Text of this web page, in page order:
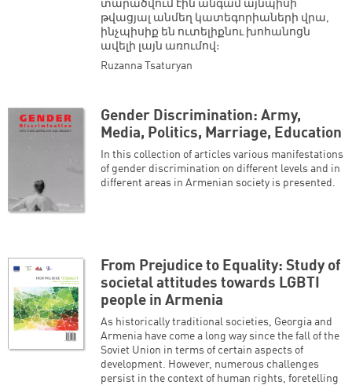
տարածվում էին անգամ այնպիսի
թվացյալ անմեղ կատեգորիաների վրա,
ինչպիսիք են ուտելիքնու խոհանոցն
ավելի լայն առումով։
Ruzanna Tsaturyan
Gender Discrimination: Army,
Media, Politics, Marriage, Education
In this collection of articles various manifestations
of gender discrimination on different levels and in
different areas in Armenian society is presented.
From Prejudice to Equality: Study of
societal attitudes towards LGBTI
people in Armenia
As historically traditional societies, Georgia and
Armenia have come a long way since the fall of the
Soviet Union in terms of certain aspects of
development. However, numerous challenges
persist in the context of human rights, foretelling